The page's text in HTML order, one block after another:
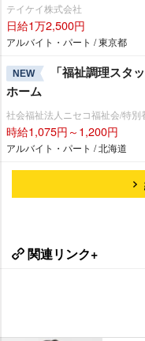
テイケイ株式会社
日給1万2,500円
アルバイト・パート / 東京都
NEW
「福祉調理スタ
ホーム
社会福祉法人ニセコ福祉会/特
時給1,075円～1,200円
アルバイト・パート / 北海道
関連リンク+